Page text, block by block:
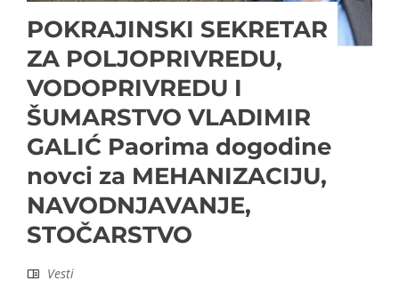
POKRAJINSKI SEKRETAR
ZA POLJOPRIVREDU,
VODOPRIVREDU I
ŠUMARSTVO VLADIMIR
GALIĆ Paorima dogodine
novci za MEHANIZACIJU,
NAVODNJAVANJE,
STOČARSTVO
Vesti